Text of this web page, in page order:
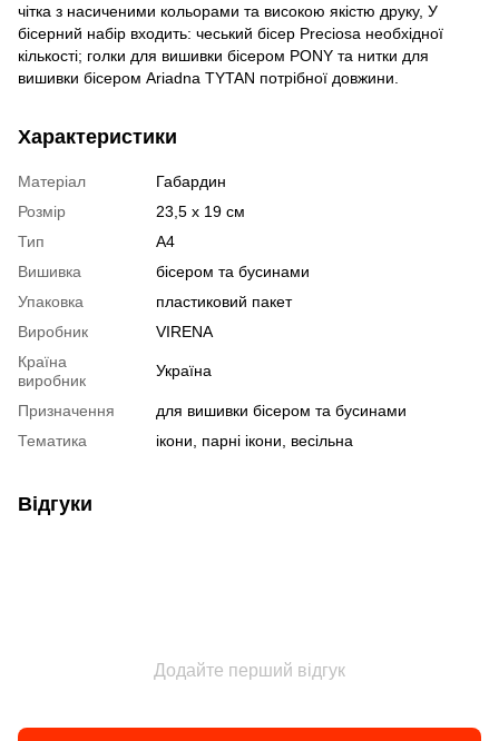
чітка з насиченими кольорами та високою якістю друку, У
бісерний набір входить: чеський бісер Preciosa необхідної
кількості; голки для вишивки бісером PONY та нитки для
вишивки бісером Ariadna TYTAN потрібної довжини.
Характеристики
Матеріал
Габардин
Розмір
23,5 х 19 см
Тип
А4
Вишивка
бісером та бусинами
Упаковка
пластиковий пакет
Виробник
VIRENA
Країна
виробник
Україна
Призначення
для вишивки бісером та бусинами
Тематика
ікони, парні ікони, весільна
Відгуки
Додайте перший відгук